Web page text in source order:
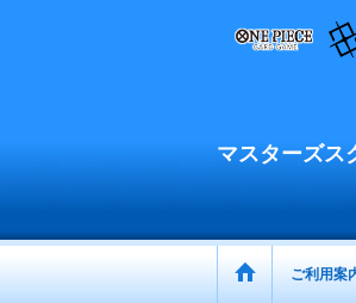
マスターズス
ご利用案